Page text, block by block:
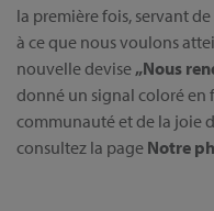
la première fois, servant
à ce que nous voulons
nouvelle devise „Nous
donné un signal coloré en
communauté et de la joie
consultez la page Notre